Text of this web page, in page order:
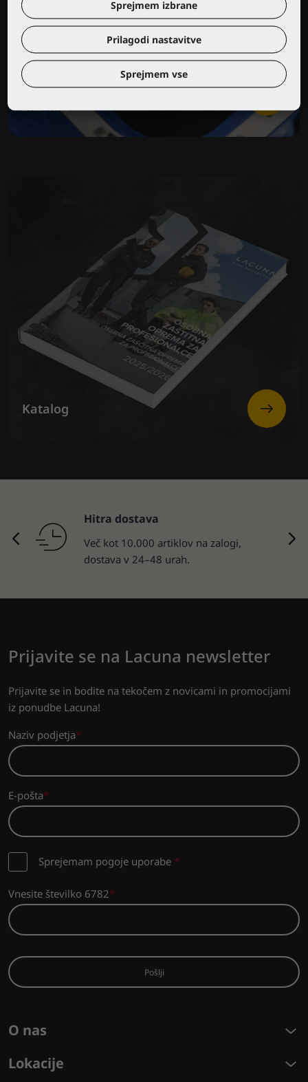
Nosite svoj logotip ali blagovno
znamko
Katalog
Hitra dostava
Več kot 10.000 artiklov na zalogi,
dostava v 24–48 urah.
Prijavite se na Lacuna newsletter
Prijavite se in bodite na tekočem z novicami in promocijami
iz ponudbe Lacuna!
Naziv podjetja
E-pošta
Sprejemam pogoje uporabe *
Vnesite številko 6782
Pošlji
O nas
Lokacije
Sprejmem izbrane
Prilagodi nastavitve
Sprejmem vse